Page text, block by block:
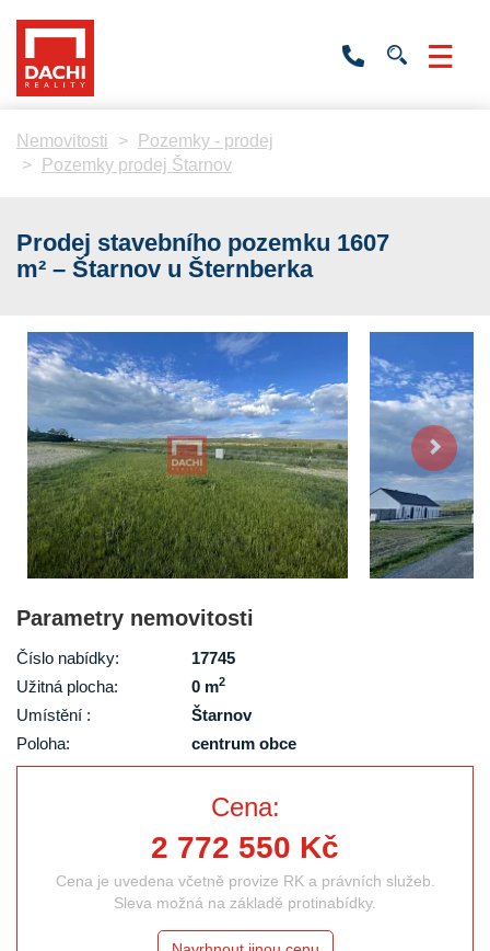
+420
Nemovitosti
Pozemky - prodej
Pozemky prodej Štarnov
Prodej stavebního pozemku 1607
m² – Štarnov u Šternberka
Cena:
2 772 550 Kč
Cena je uvedena včetně provize RK a právních služeb.
Sleva možná na základě protinabídky.
Parametry nemovitosti
Číslo nabídky:
17745
Užitná plocha:
0 m2
Umístění :
Štarnov
Poloha:
centrum obce